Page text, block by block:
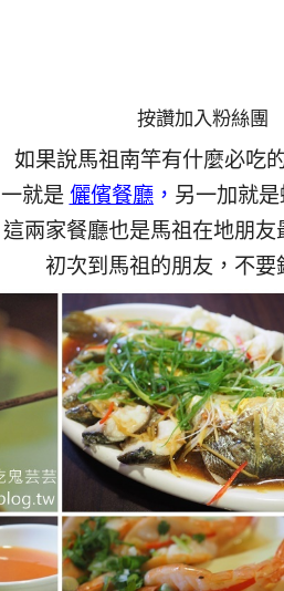
按讚加入粉絲團
如果說馬祖南竿有什麼必吃
一就是 儷儐餐廳， 另一加就是
這兩家餐廳也是馬祖在地朋
初次到馬祖的朋友，不要